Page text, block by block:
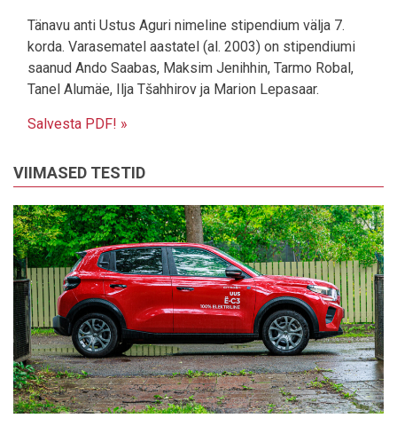
Tänavu anti Ustus Aguri nimeline stipendium välja 7.
korda. Varasematel aastatel (al. 2003) on stipendiumi
saanud Ando Saabas, Maksim Jenihhin, Tarmo Robal,
Tanel Alumäe, Ilja Tšahhirov ja Marion Lepasaar.
Salvesta PDF! »
VIIMASED TESTID